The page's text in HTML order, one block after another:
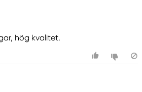
hög kvalitet.